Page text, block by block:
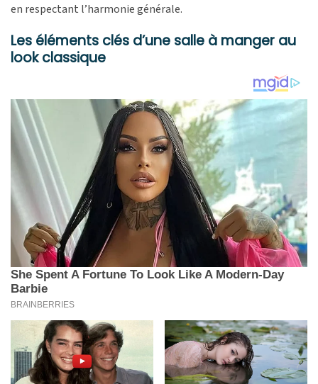
en respectant l’harmonie générale.
Les éléments clés d’une salle à manger au
look classique